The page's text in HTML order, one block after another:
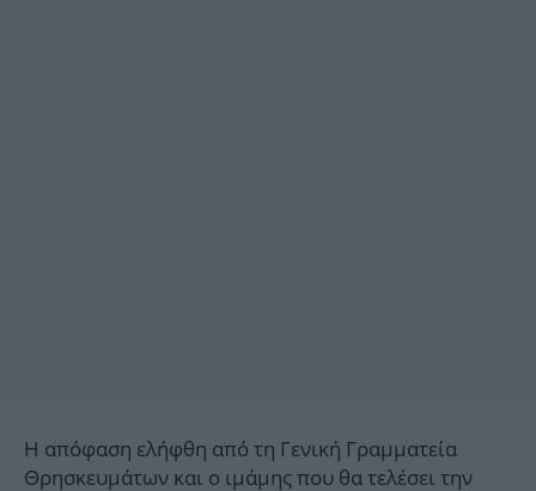
Η απόφαση ελήφθη από τη Γενική Γραμματεία
Θρησκευμάτων και ο ιμάμης που θα τελέσει την